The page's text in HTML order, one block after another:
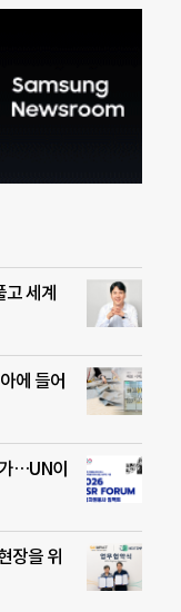
세계
에 들어
…UN이
장을 위